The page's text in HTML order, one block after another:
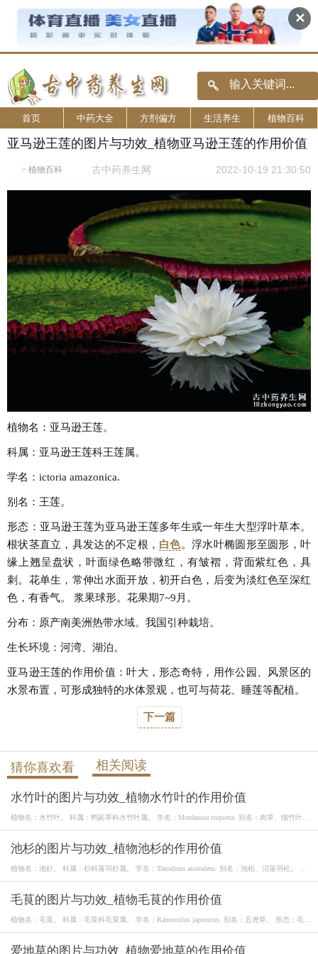
✕
首页 中药大全 方剂偏方 生活养生 植物百科
亚马逊王莲的图片与功效_植物亚马逊王莲的作用价值
> 植物百科 古中药养生网 2022-10-19 21:30:50
植物名：亚马逊王莲。
科属：亚马逊王莲科王莲属。
学名：ictoria amazonica.
别名：王莲。
形态：亚马逊王莲为亚马逊王莲多年生或一年生大型浮叶草本。
根状茎直立，具发达的不定根， 白色。浮水叶椭圆形至圆形，叶
缘上翘呈盘状，叶面绿色略带微红，有皱褶，背面紫红色，具
刺。花单生，常伸出水面开放，初开白色，后变为淡红色至深红
色，有香气。 浆果球形。花果期7~9月。
分布：原产南美洲热带水域。我国引种栽培。
生长环境：河湾、湖泊。
亚马逊王莲的作用价值：叶大，形态奇特，用作公园、风景区的
水景布置，可形成独特的水体景观，也可与荷花、睡莲等配植。
下一篇
猜你喜欢看 相关阅读
水竹叶的图片与功效_植物水竹叶的作用价值
植物名：水竹叶。 科属：鸭跖草科水竹叶属。 学名：Murdannia triquetra. 别名：肉草、细竹叶高
池杉的图片与功效_植物池杉的作用价值
植物名：池杉。 科属：杉科落羽杉属。 学名：Taxodium ascendens. 别名：池柏、沼落羽松。 形
毛茛的图片与功效_植物毛茛的作用价值
植物名：毛茛。 科属：毛茛科毛茛属。 学名：Ranunculus japonicus. 别名：五虎草。 形态：毛茛
爱地草的图片与功效_植物爱地草的作用价值